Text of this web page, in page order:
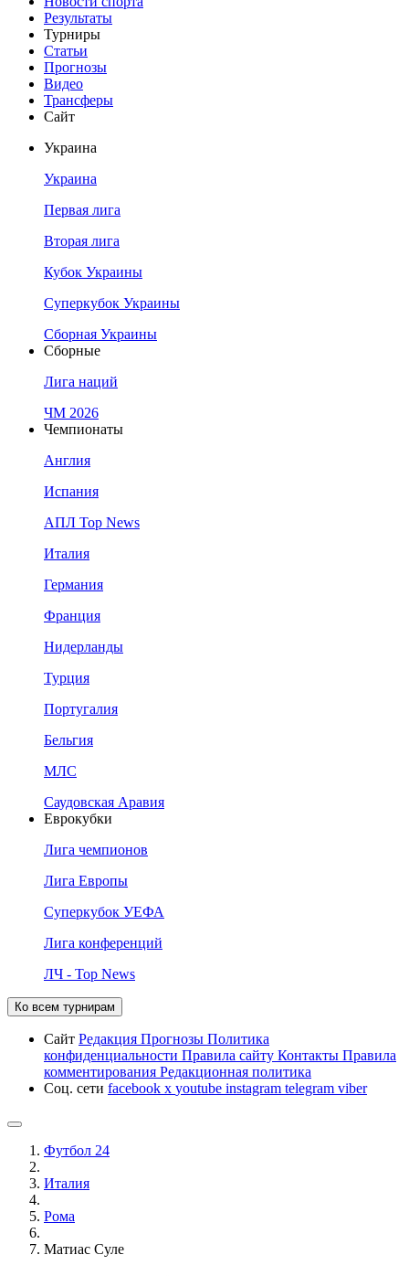
Результаты
Турниры
Статьи
Прогнозы
Видео
Трансферы
Сайт
Украина
Украина
Первая лига
Вторая лига
Кубок Украины
Суперкубок Украины
Сборная Украины
Сборные
Лига наций
ЧМ 2026
Чемпионаты
Англия
Испания
АПЛ Top News
Италия
Германия
Франция
Нидерланды
Турция
Португалия
Бельгия
МЛС
Саудовская Аравия
Еврокубки
Лига чемпионов
Лига Европы
Суперкубок УЕФА
Лига конференций
ЛЧ - Top News
Ко всем турнирам
Сайт Редакция Прогнозы Политика
конфиденциальности Правила сайту Контакты Правила
комментирования Редакционная политика
Соц. сети facebook x youtube instagram telegram viber
Футбол 24
Италия
Рома
Матиас Суле